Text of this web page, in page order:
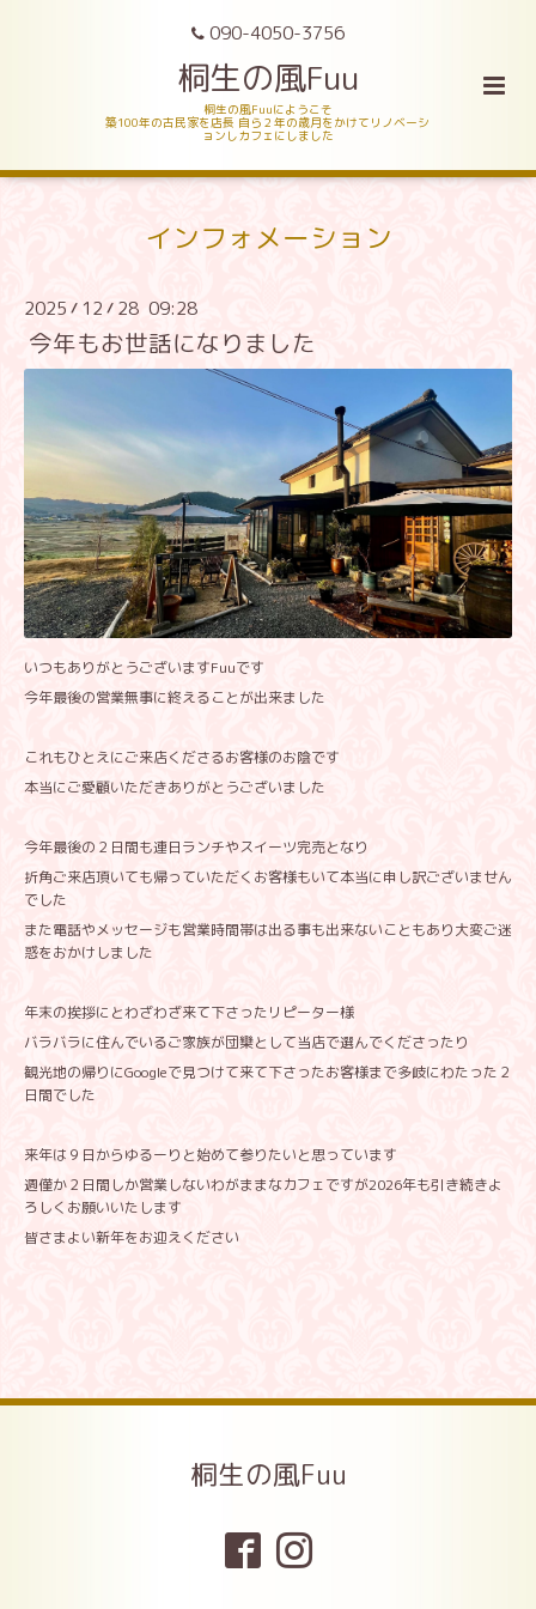
090-4050-3756
桐生の風Fuu
桐生の風Fuuにようこそ
築100年の古民家を店長 自ら２年の歳月をかけてリノベーシ
ョンしカフェにしました
インフォメーション
2025 / 12 / 28 09:28
今年もお世話になりました
いつもありがとうございますFuuです
今年最後の営業無事に終えることが出来ました
これもひとえにご来店くださるお客様のお陰です
本当にご愛顧いただきありがとうございました
今年最後の２日間も連日ランチやスイーツ完売となり
折角ご来店頂いても帰っていただくお客様もいて本当に申し訳ございません
でした
また電話やメッセージも営業時間帯は出る事も出来ないこともあり大変ご迷
惑をおかけしました
年末の挨拶にとわざわざ来て下さったリピーター様
バラバラに住んでいるご家族が団欒として当店で選んでくださったり
観光地の帰りにGoogleで見つけて来て下さったお客様まで多岐にわたった２
日間でした
来年は９日からゆるーりと始めて参りたいと思っています
週僅か２日間しか営業しないわがままなカフェですが2026年も引き続きよ
ろしくお願いいたします
皆さまよい新年をお迎えください
桐生の風Fuu